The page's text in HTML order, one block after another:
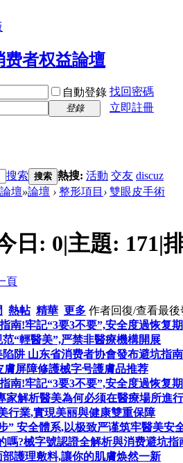
自動登錄 找回密碼
登錄
立即註冊
搜索 搜索 熱搜: 活動 交友 discuz
壇»論壇 › 整形項目 › 雙眼皮手術
日: 0|主題: 171|
頁
熱帖 精華 更多 作者回復/查看最後
南!牢記“3要3不要”,安全度過恢复
范“輕醫美”,严禁非醫療機構開展
阱 山东省消费者协會發布避坑指南
膚屏障修護械字号護膚品推荐
南!牢記“3要3不要”,安全度過恢复
家解析醫美為何必须在醫療場所進行
行業,實現美丽與健康雙重保障
” 安全體系,以极致严谨筑牢醫美安
嗎?械字號認證全解析與消费避坑指
護理敷料,讓你的肌膚焕然一新